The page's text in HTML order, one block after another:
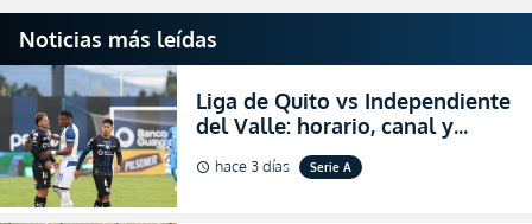
Noticias más leídas
Liga de Quito vs Independiente
del Valle: horario, canal y
dónde ver EN VIVO el
partidazo por la fecha 24 de la
schedule hace 3 días Serie A